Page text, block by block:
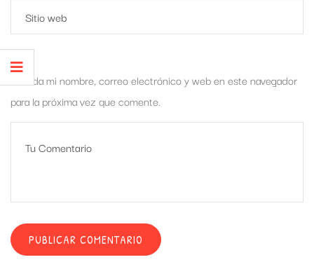
Guarda mi nombre, correo electrónico y web en este navegador
para la próxima vez que comente.